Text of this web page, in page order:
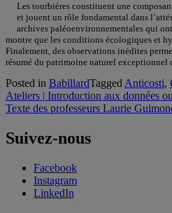
Les tourbières constituent une
et jouent un rôle fondamental dans
archives paléoenvironnementales qui
montre que les conditions écologiques et
Finalement, des observations inédites
résumé du patrimoine naturel exceptionnel
Posted in BabillardTagged Anticosti,
Navigation
de
l'article
Ateliers | Introduction aux données
Texte des professeurs Laurie
Suivez-nous
Facebook
Instagram
LinkedIn